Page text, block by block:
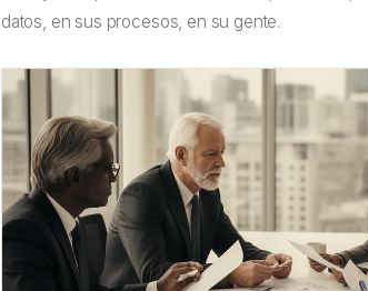
datos, en sus procesos, en su gente.